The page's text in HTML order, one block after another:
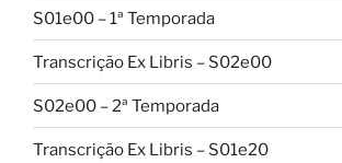
S01e00 – 1ª Temporada
Transcrição Ex Libris – S02e00
S02e00 – 2ª Temporada
Transcrição Ex Libris – S01e20